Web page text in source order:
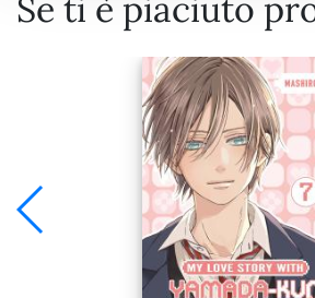
Se ti è piaciuto